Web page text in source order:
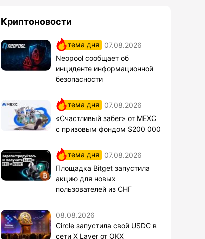
Криптоновости
тема дня
07.08.2026
Neopool сообщает об
инциденте информационной
безопасности
тема дня
07.08.2026
«Счастливый забег» от MEXC
с призовым фондом $200 000
тема дня
07.08.2026
Площадка Bitget запустила
акцию для новых
пользователей из СНГ
08.08.2026
Circle запустила свой USDC в
сети X Layer от OKX